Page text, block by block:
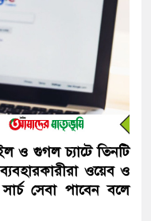
ও গুগল চ্যাটে তিনটি
ওয়েব ও
সেবা পাবেন বলে